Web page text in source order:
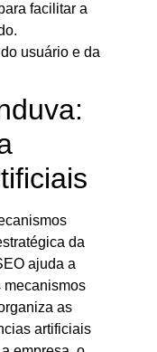
facilitar a
usuário e da
da
ajuda a
mecanismos
as
artificiais